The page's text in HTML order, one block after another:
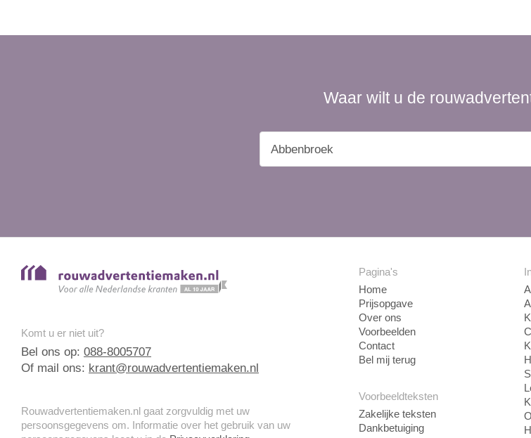
Waar wilt u de
Komt u er niet uit?
Bel ons op: 088-8005707
Of mail ons: krant@rouwadvertentiemaken.nl
Rouwadvertentiemaken.nl gaat zorgvuldig met uw
persoonsgegevens om. Informatie over het gebruik van uw
Pagina's
Home
Prijsopgave
Over ons
Voorbeelden
Contact
Bel mij terug
Voorbeeldteksten
Zakelijke teksten
Dankbetuiging